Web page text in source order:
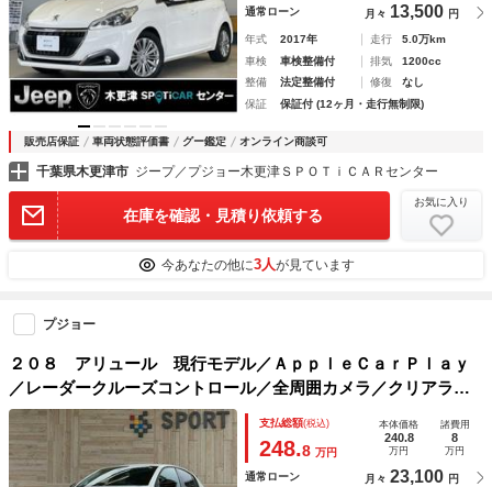
通常ローン 月々 13,500 円
年式 2017年 走行
5.0万km
車検
車検整備付 排気
1200cc
整備
法定整備付 修復
なし
保証
保証付 (12ヶ月・走行無制限)
販売店保証 車両状態評価書 グー鑑定 オンライン商談可
千葉県木更津市 ジープ／プジョー木更津ＳＰＯＴｉＣＡＲセンター
在庫を確認・見積り依頼する
お気に入り
今あなたの他に3人が見ています
プジョー
２０８ アリュール 現行モデル／ＡｐｐｌｅＣａｒＰｌａｙ
／レーダークルーズコントロール／全周囲カメラ／クリアラン
スソナー／パドルシフト／レーンキープアシスト／純正１６イ
ンチアルミ／ＬＥＤヘッドライト／ＥＴＣ
支払総額(税込)
248.8 万円
本体価格
240.8
万円
諸費用
8
万円
通常ローン 月々 23,100 円